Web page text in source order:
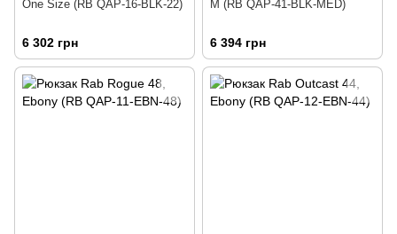
One Size (RB QAP-16-BLK-22)
6 302 грн
M (RB QAP-41-BLK-MED)
6 394 грн